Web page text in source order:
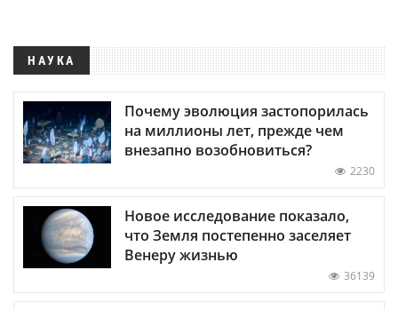
НАУКА
Почему эволюция застопорилась
на миллионы лет, прежде чем
внезапно возобновиться?
2230
Новое исследование показало,
что Земля постепенно заселяет
Венеру жизнью
36139